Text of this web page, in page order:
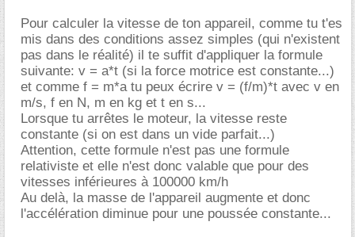
Pour calculer la vitesse de ton appareil, comme tu t'es
mis dans des conditions assez simples (qui n'existent
pas dans le réalité) il te suffit d'appliquer la formule
suivante: v = a*t (si la force motrice est constante...)
et comme f = m*a tu peux écrire v = (f/m)*t avec v en
m/s, f en N, m en kg et t en s...
Lorsque tu arrêtes le moteur, la vitesse reste
constante (si on est dans un vide parfait...)
Attention, cette formule n'est pas une formule
relativiste et elle n'est donc valable que pour des
vitesses inférieures à 100000 km/h
Au delà, la masse de l'appareil augmente et donc
l'accélération diminue pour une poussée constante...